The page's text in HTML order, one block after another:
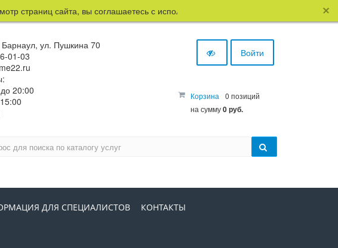
сайта, вы соглашаетесь с использованием файлов cookie.
Барнаул, ул. Пушкина 70
01-03
20:00
Войти
Корзина
0 позиций
на сумму0 руб.
ДЛЯ СПЕЦИАЛИСТОВ КОНТАКТЫ